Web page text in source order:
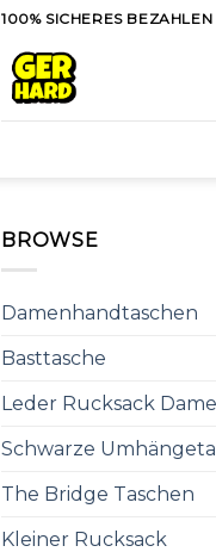
100% SICHERES BEZAHLEN
BROWSE
Damenhandtaschen
Basttasche
Leder Rucksack
Schwarze
The Bridge Taschen
Kleiner Rucksack